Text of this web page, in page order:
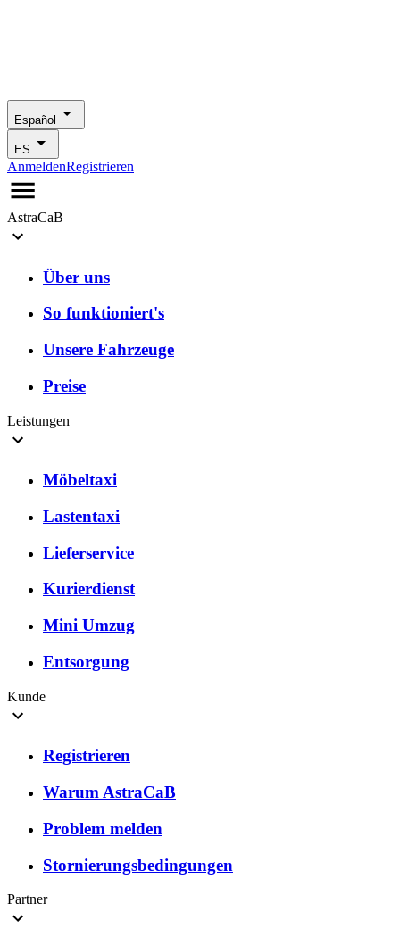
Español
ES
AnmeldenRegistrieren
AstraCaB
Über uns
So funktioniert's
Unsere Fahrzeuge
Preise
Leistungen
Möbeltaxi
Lastentaxi
Lieferservice
Kurierdienst
Mini Umzug
Entsorgung
Kunde
Registrieren
Warum AstraCaB
Problem melden
Stornierungsbedingungen
Partner